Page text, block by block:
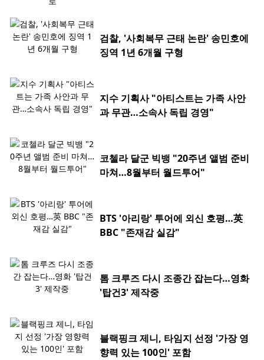
검찰, '사회복무 근태 논란' 송민호에
징역 1년 6개월 구형
지수 기획사 "아티스트는 가족 사안
과 무관…소속사 독립 경영"
코첼라 달군 빅뱅 "20주년 앨범 준비
마쳐…8월부터 월드투어"
BTS '아리랑' 투어에 외신 호평…英
BBC "존재감 실감"
톰 크루즈 다시 조종간 잡는다…영화
'탑건3' 제작중
블랙핑크 제니, 타임지 선정 '가장 영
향력 있는 100인' 포함